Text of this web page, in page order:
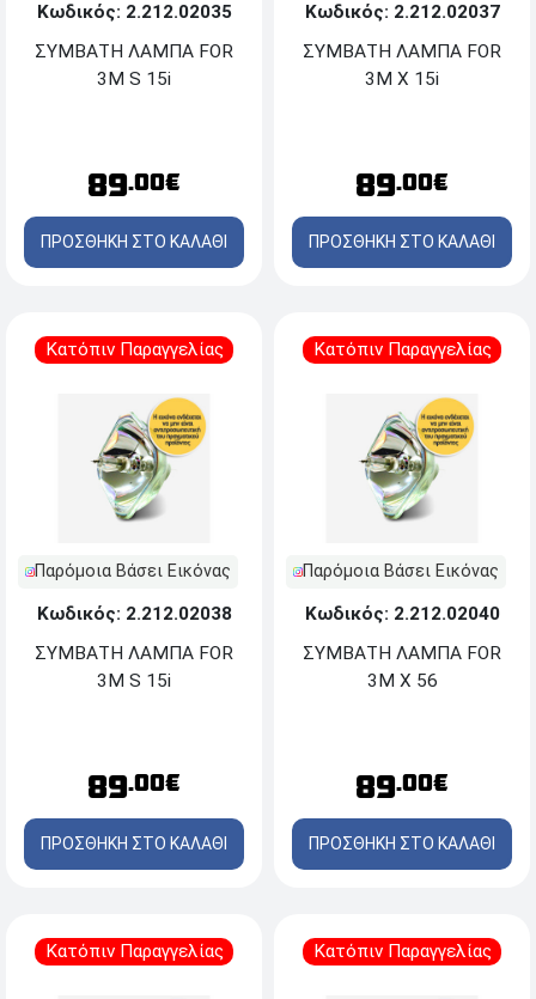
Κωδικός: 2.212.02035
ΣΥΜΒΑΤΗ ΛΑΜΠΑ FOR
3M S 15i
89.00€
ΠΡΟΣΘΗΚΗ ΣΤΟ ΚΑΛΑΘΙ
Κωδικός: 2.212.02037
ΣΥΜΒΑΤΗ ΛΑΜΠΑ FOR
3M X 15i
89.00€
ΠΡΟΣΘΗΚΗ ΣΤΟ ΚΑΛΑΘΙ
Κατόπιν Παραγγελίας
Παρόμοια Βάσει Εικόνας
Κωδικός: 2.212.02038
ΣΥΜΒΑΤΗ ΛΑΜΠΑ FOR
3M S 15i
89.00€
ΠΡΟΣΘΗΚΗ ΣΤΟ ΚΑΛΑΘΙ
Κατόπιν Παραγγελίας
Παρόμοια Βάσει Εικόνας
Κωδικός: 2.212.02040
ΣΥΜΒΑΤΗ ΛΑΜΠΑ FOR
3M X 56
89.00€
ΠΡΟΣΘΗΚΗ ΣΤΟ ΚΑΛΑΘΙ
Κατόπιν Παραγγελίας Κατόπιν Παραγγελίας